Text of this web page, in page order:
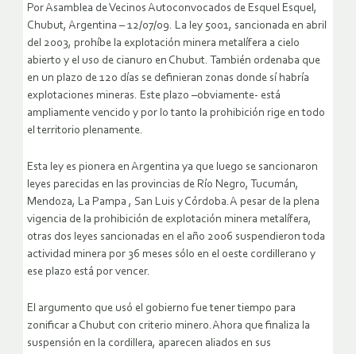
Por Asamblea de Vecinos Autoconvocados de Esquel Esquel,
Chubut, Argentina –12/07/09. La ley 5001, sancionada en abril
del 2003, prohíbe la explotación minera metalífera a cielo
abierto y el uso de cianuro en Chubut. También ordenaba que
en un plazo de 120 días se definieran zonas donde sí habría
explotaciones mineras. Este plazo –obviamente- está
ampliamente vencido y por lo tanto la prohibición rige en todo
el territorio plenamente.
Esta ley es pionera en Argentina ya que luego se sancionaron
leyes parecidas en las provincias de Río Negro, Tucumán,
Mendoza, La Pampa , San Luis y Córdoba.A pesar de la plena
vigencia de la prohibición de explotación minera metalífera,
otras dos leyes sancionadas en el año 2006 suspendieron toda
actividad minera por 36 meses sólo en el oeste cordillerano y
ese plazo está por vencer.
El argumento que usó el gobierno fue tener tiempo para
zonificar a Chubut con criterio minero.Ahora que finaliza la
suspensión en la cordillera, aparecen aliados en sus